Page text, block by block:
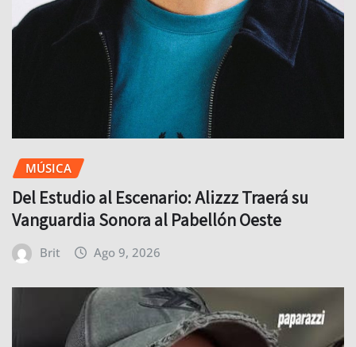
MÚSICA
Del Estudio al Escenario: Alizzz Traerá su
Vanguardia Sonora al Pabellón Oeste
Brit Ago 9, 2026